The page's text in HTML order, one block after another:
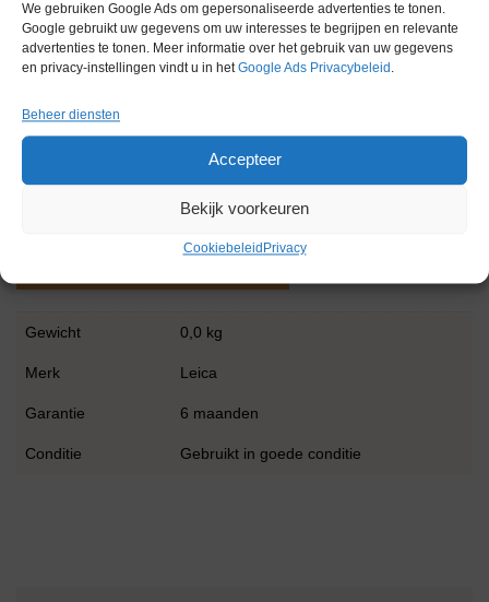
We gebruiken Google Ads om gepersonaliseerde advertenties te tonen.
Google gebruikt uw gegevens om uw interesses te begrijpen en relevante
advertenties te tonen. Meer informatie over het gebruik van uw gegevens
en privacy-instellingen vindt u in hetGoogle Ads Privacybeleid .
Beheer diensten
Accepteer
Bekijk voorkeuren
Cookiebeleid Privacy
oost-west: ± 23 mm
Maximale preparaatgrootte (BxHxD): 50 x 60 x 40 mm
Preparaatoriëntatie: horizontaal 8°, verticaal 8°
Werkhoogte (mesblad): 168 mm (gemeten vanaf de tafel)
Afmetingen (BxDxH): 413 x 618 x 305 mm
Afmetingen bedieningspaneel (BxDxH): 121 x 166 x 50 mm
Extra informatie
Gewicht 0,0 kg
Merk Leica
Garantie 6 maanden
Conditie Gebruikt in goede conditie